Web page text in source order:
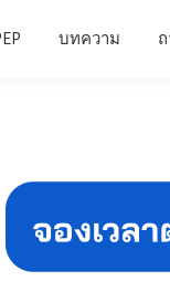
บทความ
Sidebar